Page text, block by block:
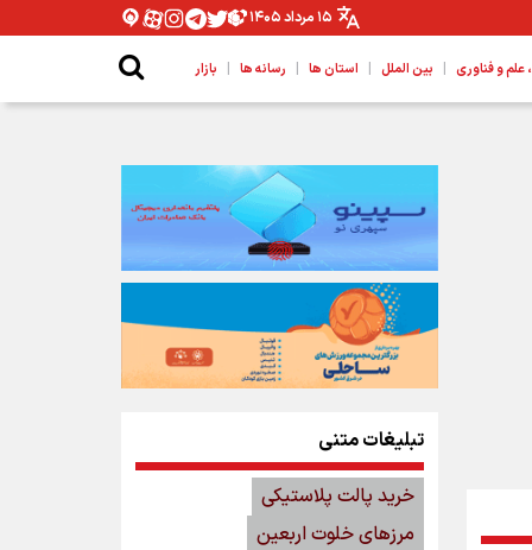
۱۵ مرداد ۱۴۰۵
و فناوری | بین الملل | استان ها | رسانه ها | بازار
تبلیغات متنی
خرید پالت پلاستیکی
مرزهای خلوت اربعین